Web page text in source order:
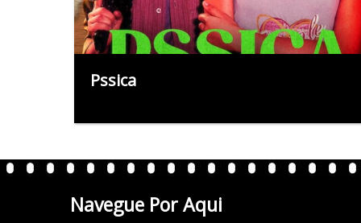
Pssica
Navegue Por Aqui